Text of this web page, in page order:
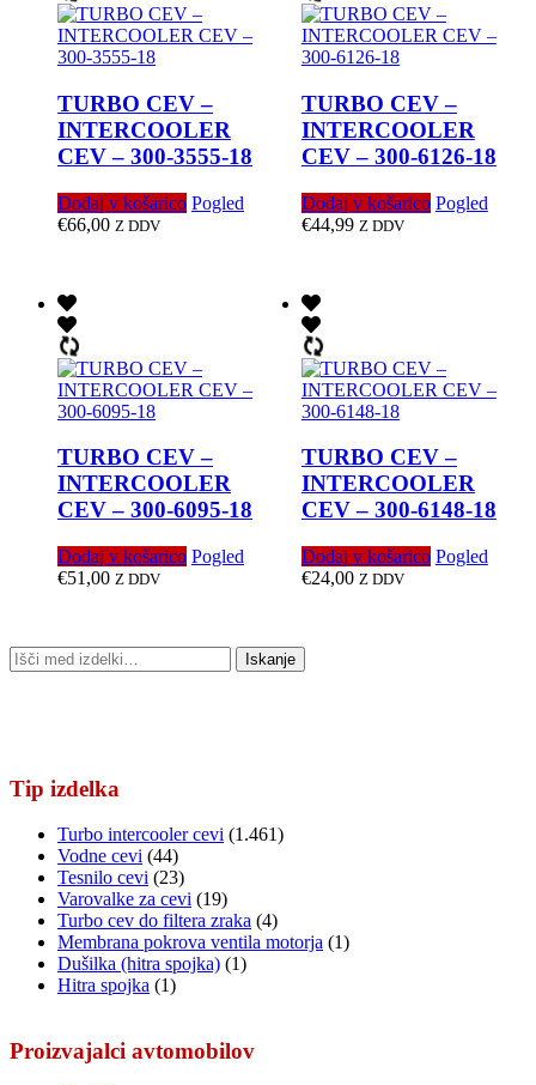
TURBO CEV –
INTERCOOLER
CEV – 300-3555-18
Dodaj v košarico Pogled
€66,00 Z DDV
TURBO CEV –
INTERCOOLER
CEV – 300-6126-18
Dodaj v košarico Pogled
€44,99 Z DDV
TURBO CEV –
INTERCOOLER
CEV – 300-6095-18
Dodaj v košarico Pogled
€51,00 Z DDV
TURBO CEV –
INTERCOOLER
CEV – 300-6148-18
Dodaj v košarico Pogled
€24,00 Z DDV
Išči: Iskanje
Tip izdelka
Turbo intercooler cevi (1.461)
Vodne cevi (44)
Tesnilo cevi (23)
Varovalke za cevi (19)
Turbo cev do filtera zraka (4)
Membrana pokrova ventila motorja (1)
Dušilka (hitra spojka) (1)
Hitra spojka (1)
Proizvajalci avtomobilov